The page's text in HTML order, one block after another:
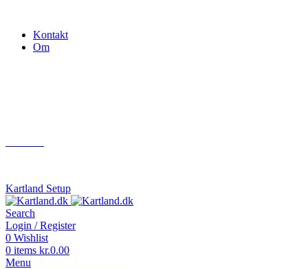
Kontakt
Om
Kartland Setup
Search
Login / Register
0 Wishlist
0 items kr.0.00
Menu